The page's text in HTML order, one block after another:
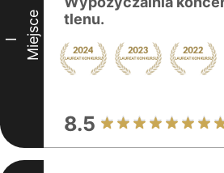
I Miejsce
tlenu.
8.5